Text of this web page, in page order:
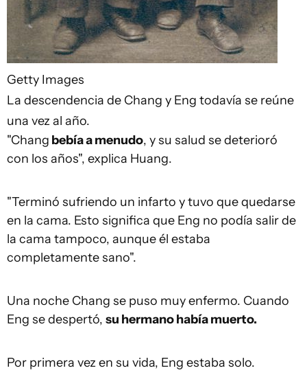
Getty Images
La descendencia de Chang y Eng todavía se reúne
una vez al año.
"Chang bebía a menudo, y su salud se deterioró
con los años", explica Huang.
"Terminó sufriendo un infarto y tuvo que quedarse
en la cama. Esto significa que Eng no podía salir de
la cama tampoco, aunque él estaba
completamente sano".
Una noche Chang se puso muy enfermo. Cuando
Eng se despertó, su hermano había muerto.
Por primera vez en su vida, Eng estaba solo.